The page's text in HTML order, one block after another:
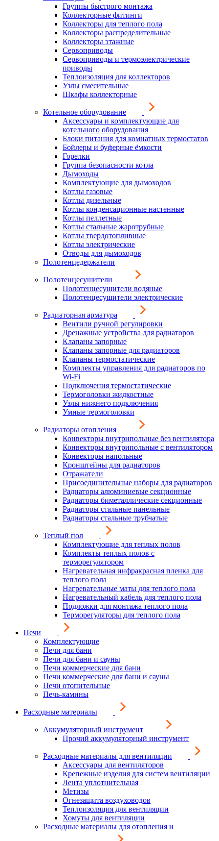
Группы быстрого монтажа
Коллекторные фитинги
Коллекторы для теплого пола
Коллекторы распределительные
Коллекторы этажные
Сервоприводы
Сервоприводы и термоэлектрические
приводы
Теплоизоляция для коллекторов
Узлы смесительные
Шкафы коллекторные
Котельное оборудование
Аксессуары и комплектующие для
котельного оборудования
Блоки питания для комнатных термостатов
Бойлеры и буферные ёмкости
Горелки
Группа безопасности котла
Дымоходы
Комплектующие для дымоходов
Котлы газовые
Котлы дизельные
Котлы конденсационные настенные
Котлы пеллетные
Котлы стальные жаротрубные
Котлы твердотопливные
Котлы электрические
Отводы для дымоходов
Полотенцедержатели
Полотенцесушители
Полотенцесушители водяные
Полотенцесушители электрические
Радиаторная арматура
Вентили ручной регулировки
Дренажные устройства для радиаторов
Клапаны запорные
Клапаны запорные для радиаторов
Клапаны термостатические
Комплекты управления для радиаторов по
Wi-Fi
Подключения термостатические
Термоголовки жидкостные
Узлы нижнего подключения
Умные термоголовки
Радиаторы отопления
Конвекторы внутрипольные без вентилятора
Конвекторы внутрипольные с вентилятором
Конвекторы напольные
Кронштейны для радиаторов
Отражатели
Присоединительные наборы для радиаторов
Радиаторы алюминиевые секционные
Радиаторы биметаллические секционные
Радиаторы стальные панельные
Радиаторы стальные трубчатые
Теплый пол
Комплектующие для теплых полов
Комплекты теплых полов с
терморегулятором
Нагревательная инфракрасная пленка для
теплого пола
Нагревательные маты для теплого пола
Нагревательный кабель для теплого пола
Подложки для монтажа теплого пола
Терморегуляторы для теплого пола
Печи
Комплектующие
Печи для бани
Печи для бани и сауны
Печи коммерческие для бани
Печи коммерческие для бани и сауны
Печи отопительные
Печь-камины
Расходные материалы
Аккумуляторный инструмент
Прочий аккумуляторный инструмент
Расходные материалы для вентиляции
Аксессуары для вентиляторов
Крепежные изделия для систем вентиляции
Лента уплотнительная
Метизы
Огнезащита воздуховодов
Теплоизоляция для вентиляции
Хомуты для вентиляции
Расходные материалы для отопления и